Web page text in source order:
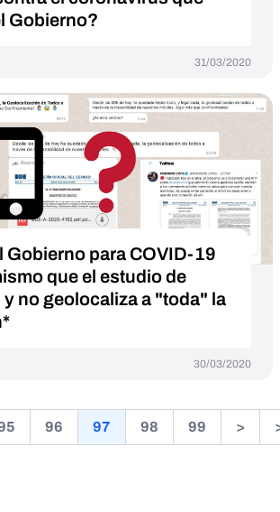
Gobierno?
31/03/2020
Gobierno para COVID-19
que el estudio de
no geolocaliza a "toda" la
30/03/2020
96 97 98 99 >